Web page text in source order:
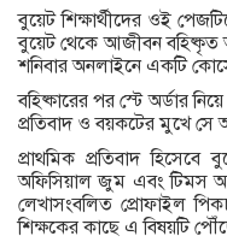
বুয়েট শিক্ষার্থীদের ওই
বুয়েট থেকে আজীবন
শনিবার অনলাইনে একটি
বহিষ্কারের পর স্টে অর্ডার
প্রতিবাদ ও বয়কটের মুখে সে
প্রাথমিক প্রতিবাদ হিসেবে
অফিসিয়াল জুম এবং টিমস
লেখাসংবলিত প্রোফাইল
শিক্ষকের কাছে এ বিষয়টি